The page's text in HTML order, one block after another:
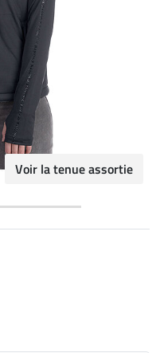
Voir la tenue assortie